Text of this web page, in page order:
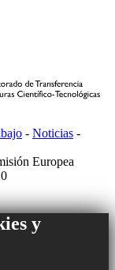
- Noticias -
Europea
y